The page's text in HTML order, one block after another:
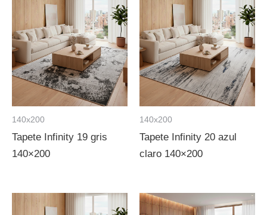
140x200
Tapete Infinity 19 gris
140×200
140x200
Tapete Infinity 20 azul
claro 140×200